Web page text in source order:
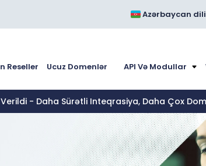
Azərbaycan dili
Reseller Ucuz Domenlər API Və Modullar
Verildi - Daha Sürətli Inteqrasiya, Daha Çox